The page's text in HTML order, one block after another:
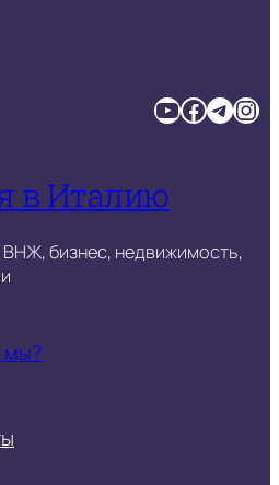
YouTube Facebook TelegramInstagram
в Италию
бизнес, недвижимость,